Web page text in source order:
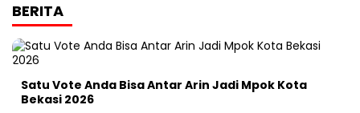
BERITA
Satu Vote Anda Bisa Antar Arin Jadi Mpok Kota
Bekasi 2026